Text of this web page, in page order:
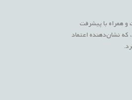
همراه با پیشرفت
که نشان‌دهنده اعتماد